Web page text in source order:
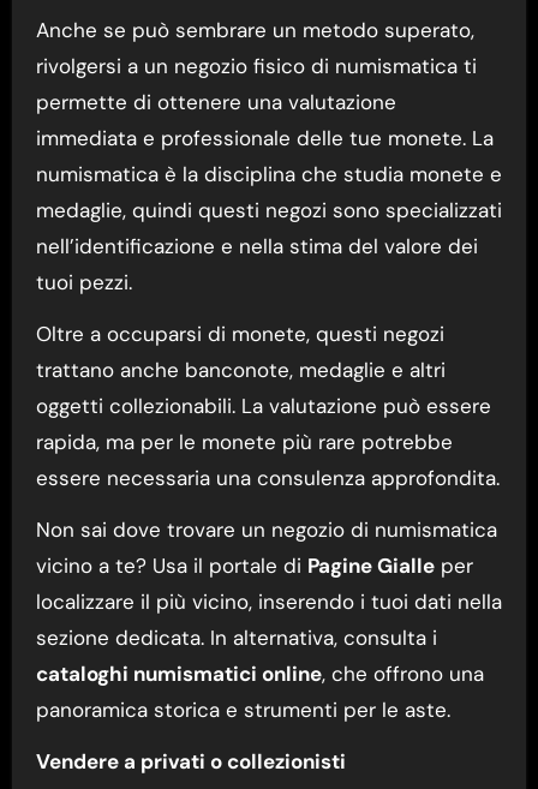
Anche se può sembrare un metodo superato,
rivolgersi a un negozio fisico di numismatica ti
permette di ottenere una valutazione
immediata e professionale delle tue monete. La
numismatica è la disciplina che studia monete e
medaglie, quindi questi negozi sono specializzati
nell’identificazione e nella stima del valore dei
tuoi pezzi.
Oltre a occuparsi di monete, questi negozi
trattano anche banconote, medaglie e altri
oggetti collezionabili. La valutazione può essere
rapida, ma per le monete più rare potrebbe
essere necessaria una consulenza approfondita.
Non sai dove trovare un negozio di numismatica
vicino a te? Usa il portale di Pagine Gialleper
localizzare il più vicino, inserendo i tuoi dati nella
sezione dedicata. In alternativa, consulta i
cataloghi numismatici online, che offrono una
panoramica storica e strumenti per le aste.
Vendere a privati o collezionisti